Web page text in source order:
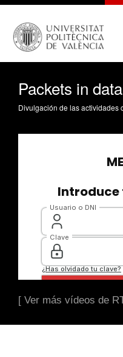
Packets in
[ Ver más vídeos de